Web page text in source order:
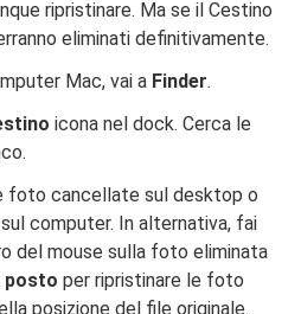
ripristinare. Ma se il Cestino
eliminati definitivamente.
Mac, vai a Finder.
icona nel dock. Cerca le
foto cancellate sul desktop o
computer. In alternativa, fai
del mouse sulla foto eliminata
posto per ripristinare le foto
posizione del file originale.